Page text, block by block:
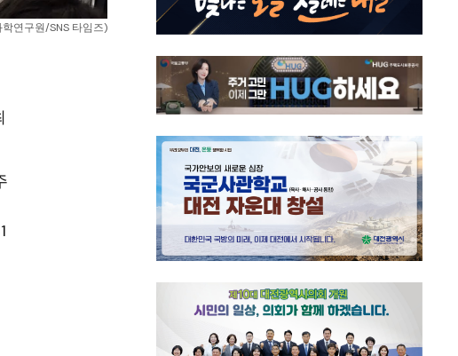
연구원/SNS 타임즈)